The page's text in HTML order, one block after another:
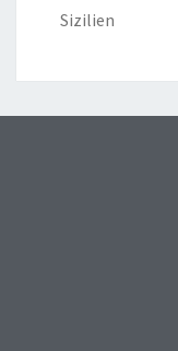
Sizilien